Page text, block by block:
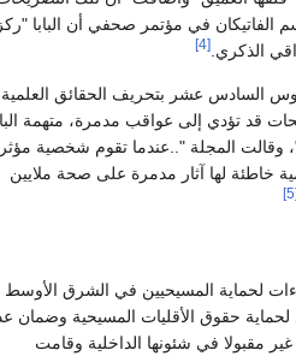
في مؤتمر صحفي أن البابا "ركز
الذكري.[4]
السادس عشر بتحريف الحقائق العلمية
قد تؤدي إلى عواقب مدمرة، متهمة
وقالت المجلة "..عندما تقوم شخصية
خاطئة لها آثار مدمرة على صحة ملايين
[5]
لحماية المسيحيين في الشرق الأوسط
حقوق الأقليات المسيحية وضمان
مقبولا في شئونها الداخلية وقامت